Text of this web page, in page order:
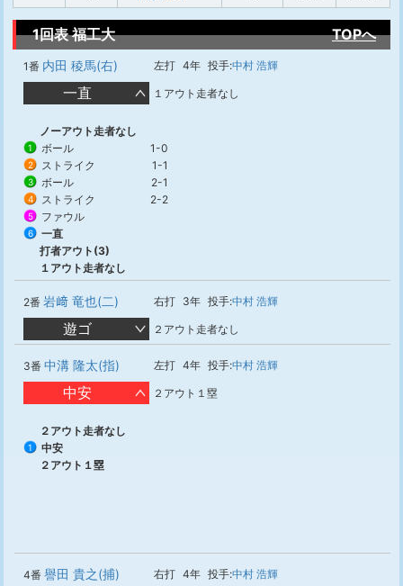
1回表 福工大 TOPへ
1番 内田 稜馬(右) 左打 4年 投手:中村 浩輝
一直 １アウト走者なし
ノーアウト走者なし
1 ボール 1-0
2 ストライク 1-1
3 ボール 2-1
4 ストライク 2-2
5 ファウル
6
一直
打者アウト(3)
１アウト走者なし
2番 岩﨑 竜也(二) 右打 3年 投手:中村 浩輝
遊ゴ ２アウト走者なし
3番 中溝 隆太(指) 左打 4年 投手:中村 浩輝
中安 ２アウト１塁
２アウト走者なし
1
中安
２アウト１塁
4番 譽田 貴之(捕) 右打 4年 投手:中村 浩輝